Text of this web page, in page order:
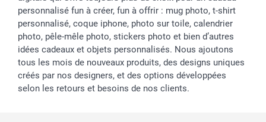
personnalisé fun à créer, fun à offrir : mug photo, t-shirt
personnalisé, coque iphone, photo sur toile, calendrier
photo, pêle-mêle photo, stickers photo et bien d’autres
idées cadeaux et objets personnalisés. Nous ajoutons
tous les mois de nouveaux produits, des designs uniques
créés par nos designers, et des options développées
selon les retours et besoins de nos clients.